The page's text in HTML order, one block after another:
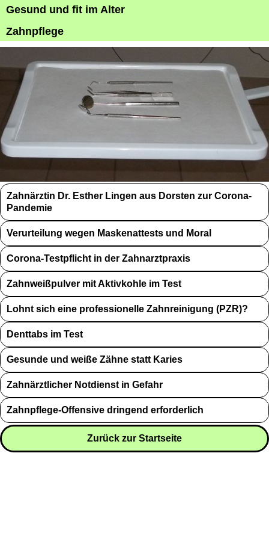
Gesund und fit im Alter
Zahnpflege
Zahnärztin Dr. Esther Lingen aus Dorsten zur Corona-
Pandemie
Verurteilung wegen Maskenattests und Moral
Corona-Testpflicht in der Zahnarztpraxis
Zahnweißpulver mit Aktivkohle im Test
Lohnt sich eine professionelle Zahnreinigung (PZR)?
Denttabs im Test
Gesunde und weiße Zähne statt Karies
Zahnärztlicher Notdienst in Gefahr
Zahnpflege-Offensive dringend erforderlich
Zurück zur Startseite